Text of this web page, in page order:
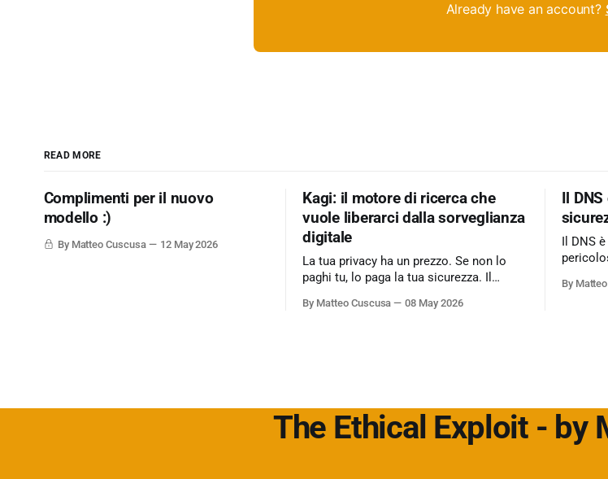
Already have an account?
READ MORE
Complimenti per il nuovo
modello :)
By Matteo Cuscusa 12 May 2026
Kagi: il motore di ricerca che
vuole liberarci dalla sorveglianza
digitale
La tua privacy ha un prezzo. Se non lo
paghi tu, lo paga la tua sicurezza. Il
sull'advertising è il peccato originale del
By Matteo Cuscusa 08 May 2026
Il
Il DNS
rischi
By
The Ethical Exploit - by